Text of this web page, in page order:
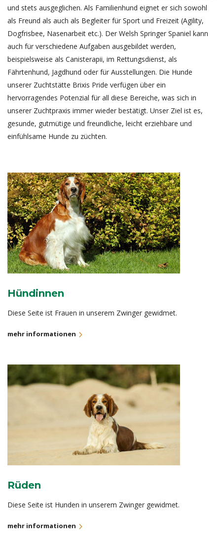
und stets ausgeglichen. Als Familienhund eignet er sich sowohl
als Freund als auch als Begleiter für Sport und Freizeit (Agility,
Dogfrisbee, Nasenarbeit etc.). Der Welsh Springer Spaniel kann
auch für verschiedene Aufgaben ausgebildet werden,
beispielsweise als Canisterapii, im Rettungsdienst, als
Fährtenhund, Jagdhund oder für Ausstellungen. Die Hunde
unserer Zuchtstätte Brixis Pride verfügen über ein
hervorragendes Potenzial für all diese Bereiche, was sich in
unserer Zuchtpraxis immer wieder bestätigt. Unser Ziel ist es,
gesunde, gutmütige und freundliche, leicht erziehbare und
einfühlsame Hunde zu züchten.
Hündinnen
Diese Seite ist Frauen in unserem Zwinger gewidmet.
mehr informationen
Rüden
Diese Seite ist Hunden in unserem Zwinger gewidmet.
mehr informationen